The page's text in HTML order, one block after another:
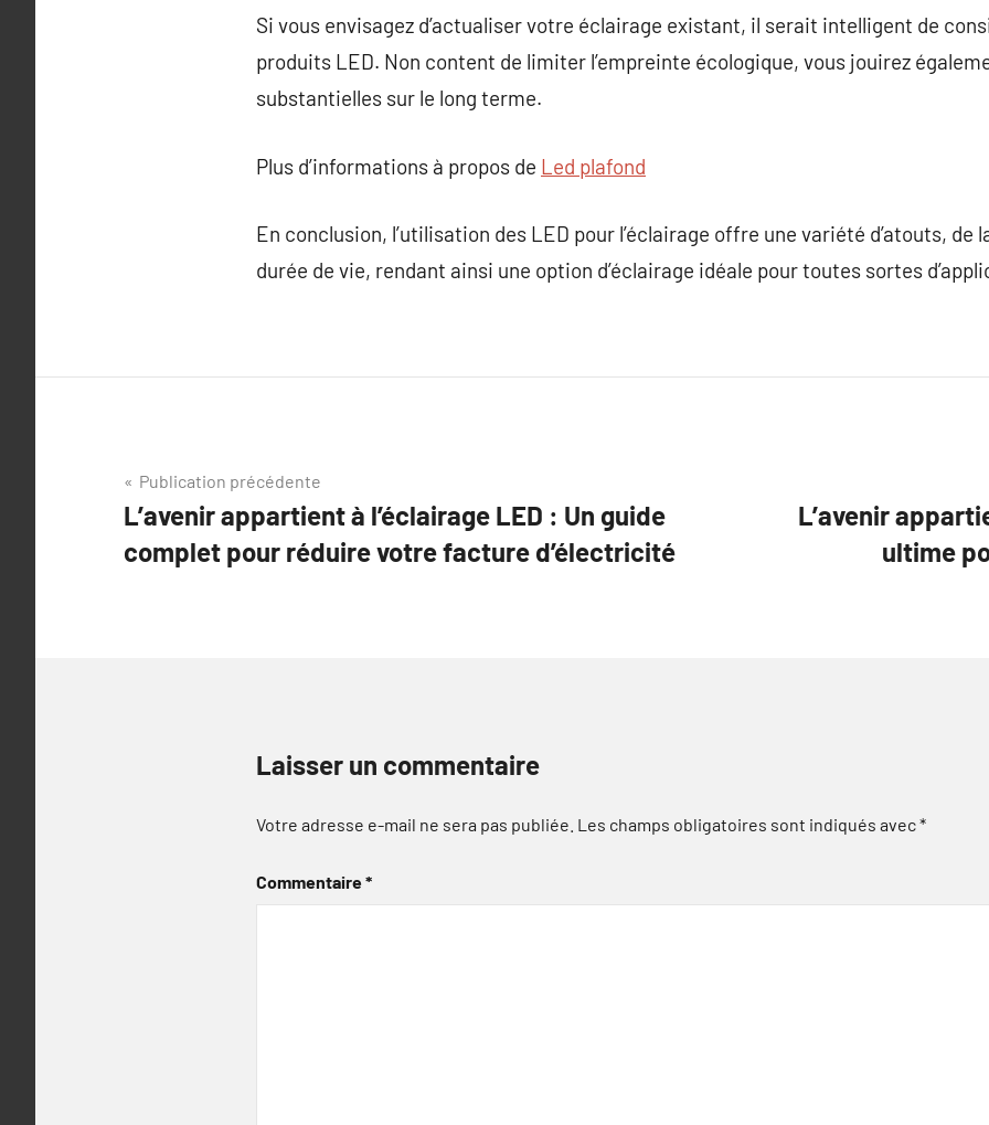
Si vous envisagez d’actualiser votre éclairage existant, il serait intelligent de
produits LED. Non content de limiter l’empreinte écologique, vous jouirez
substantielles sur le long terme.
Plus d’informations à propos de Led plafond
En conclusion, l’utilisation des LED pour l’éclairage offre une variété d’atouts, de
durée de vie, rendant ainsi une option d’éclairage idéale pour toutes sortes
Navigation
de
l’article
Publication précédente
L’avenir appartient à l’éclairage LED : Un guide
complet pour réduire votre facture d’électricité
L’avenir
ultime
Laisser un commentaire
Votre adresse e-mail ne sera pas publiée. Les champs obligatoires sont indiqués avec*
Commentaire*